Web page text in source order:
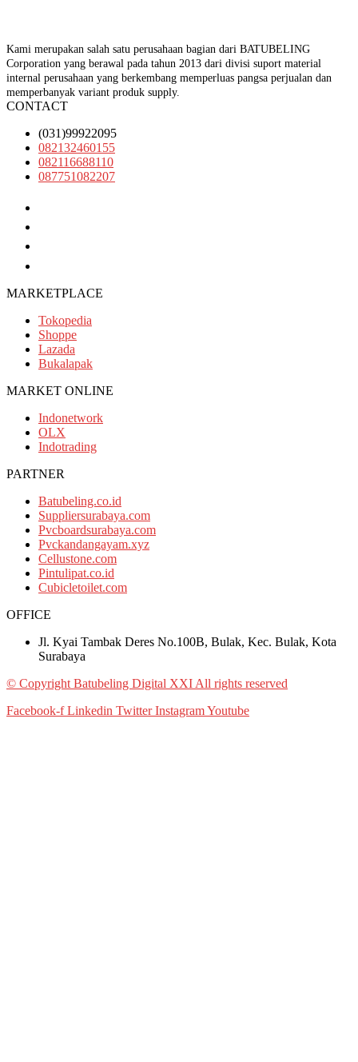
Kami merupakan salah satu perusahaan bagian dari BATUBELING
Corporation yang berawal pada tahun 2013 dari divisi suport material
internal perusahaan yang berkembang memperluas pangsa perjualan dan
memperbanyak variant produk supply.
CONTACT
(031)99922095
082132460155
082116688110
087751082207
MARKETPLACE
Tokopedia
Shoppe
Lazada
Bukalapak
MARKET ONLINE
Indonetwork
OLX
Indotrading
PARTNER
Batubeling.co.id
Suppliersurabaya.com
Pvcboardsurabaya.com
Pvckandangayam.xyz
Cellustone.com
Pintulipat.co.id
Cubicletoilet.com
OFFICE
Jl. Kyai Tambak Deres No.100B, Bulak, Kec. Bulak, Kota
Surabaya
© Copyright Batubeling Digital XXI All rights reserved
Facebook-f Linkedin Twitter InstagramYoutube